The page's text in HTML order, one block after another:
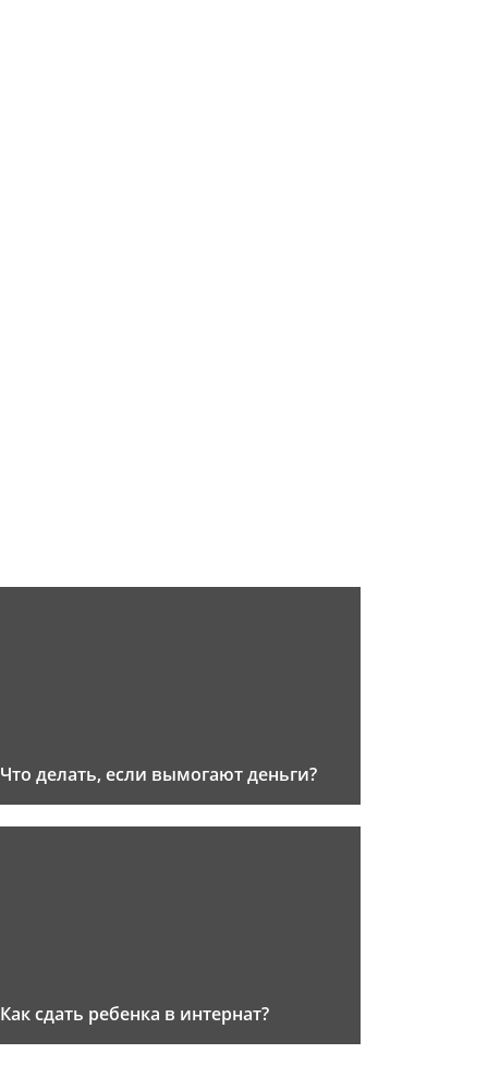
Что делать, если вымогают деньги?
Как сдать ребенка в интернат?